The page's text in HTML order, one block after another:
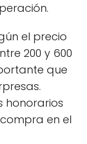
el precio
200 y 600
que
honorarios
en el